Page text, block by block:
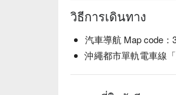
วิธีการเดินทาง
汽車導航 Map code：
沖繩都市單軌電車線